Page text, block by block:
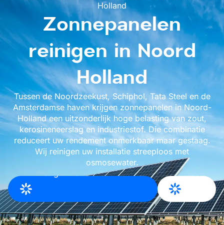
Holland
Zonnepanelen
reinigen in Noord
Holland
Tussen de Noordzeekust, Schiphol, Tata Steel en de
Amsterdamse haven krijgen zonnepanelen in Noord-
Holland een uitzonderlijk hoge belasting van zout,
kerosineneerslag en industriestof. Die combinatie
reduceert uw rendement onmerkbaar maar gestaag.
Wij reinigen uw installatie streeploos met
osmosewater.
Vraag uw offerte aan voor
Noord Holland info